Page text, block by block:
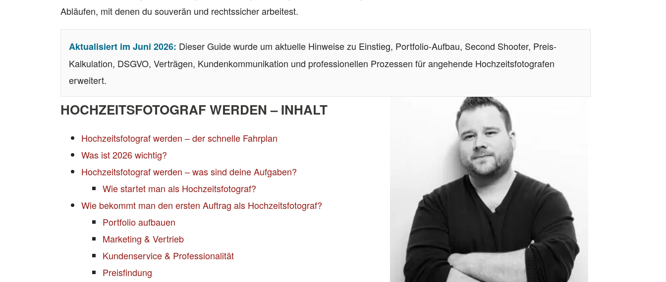
Abläufen, mit denen du souverän und rechtssicher arbeitest.
Aktualisiert im Juni 2026: Dieser Guide wurde um aktuelle Hinweise zu Einstieg, Portfolio-Aufbau, Second Shooter, Preis-
Kalkulation, DSGVO, Verträgen, Kundenkommunikation und professionellen Prozessen für angehende Hochzeitsfotografen
erweitert.
HOCHZEITSFOTOGRAF WERDEN – INHALT
Hochzeitsfotograf werden – der schnelle Fahrplan
Was ist 2026 wichtig?
Hochzeitsfotograf werden – was sind deine Aufgaben?
Wie startet man als Hochzeitsfotograf?
Wie bekommt man den ersten Auftrag als Hochzeitsfotograf?
Portfolio aufbauen
Marketing & Vertrieb
Kundenservice & Professionalität
Preisfindung